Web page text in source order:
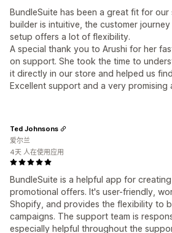
BundleSuite has been a great fit for
builder is intuitive, the customer
setup offers a lot of flexibility.
A special thank you to Arushi for her
on support. She took the time to
it directly in our store and helped us
Excellent support and a very promising
BundleSuite is a helpful app for
promotional offers. It's user-friendly,
Shopify, and provides the flexibility to
campaigns. The support team is
especially helpful throughout the
Ted Johnsons
爱尔兰
4天 人在使用应用